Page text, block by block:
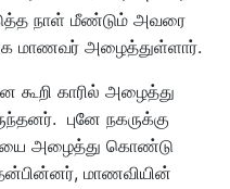
நாள் மீண்டும் அவரை
மாணவர் அழைத்துள்ளார்.
கூறி காரில் அழைத்து
புனே நகருக்கு
அழைத்து கொண்டு
மாணவியின்